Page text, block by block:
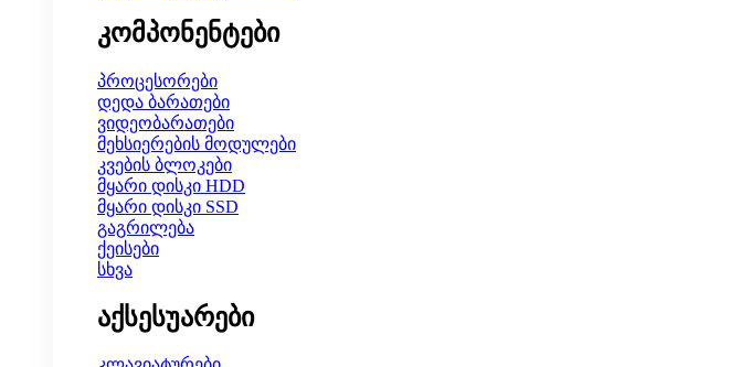
კომპონენტები
პროცესორები
დედა ბარათები
ვიდეობარათები
მეხსიერების მოდულები
კვების ბლოკები
მყარი დისკი HDD
მყარი დისკი SSD
გაგრილება
ქეისები
სხვა
აქსესუარები